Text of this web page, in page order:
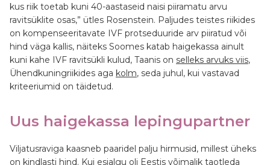
kus riik toetab kuni 40-aastaseid naisi piiramatu arvu
ravitsüklite osas,” ütles Rosenstein. Paljudes teistes riikides
on kompenseeritavate IVF protseduuride arv piiratud või
hind väga kallis, näiteks Soomes katab haigekassa ainult
kuni kahe IVF ravitsükli kulud, Taanis on selleks arvuks viis,
Ühendkuningriikides aga kolm, seda juhul, kui vastavad
kriteeriumid on täidetud.
Uus haigekassa lepingupartner
Viljatusraviga kaasneb paaridel palju hirmusid, millest üheks
on kindlasti hind. Kui esialgu oli Eestis võimalik taotleda